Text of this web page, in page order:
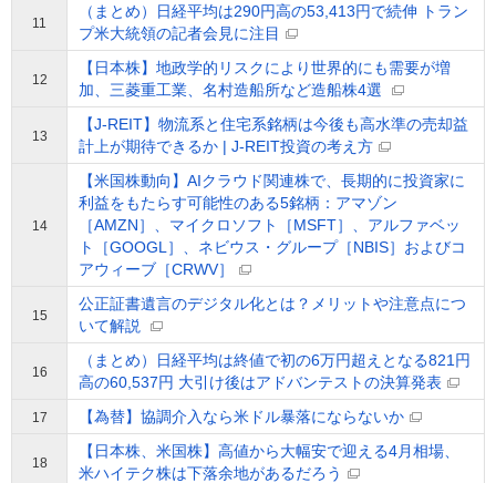
11
（まとめ）日経平均は290円高の53,413円で続伸 トラン
プ米大統領の記者会見に注目
12
【日本株】地政学的リスクにより世界的にも需要が増
加、三菱重工業、名村造船所など造船株4選
13
【J-REIT】物流系と住宅系銘柄は今後も高水準の売却益
計上が期待できるか | J-REIT投資の考え方
14
【米国株動向】AIクラウド関連株で、長期的に投資家に
利益をもたらす可能性のある5銘柄：アマゾン
［AMZN］、マイクロソフト［MSFT］、アルファベッ
ト［GOOGL］、ネビウス・グループ［NBIS］およびコ
アウィーブ［CRWV］
15
公正証書遺言のデジタル化とは？メリットや注意点につ
いて解説
16
（まとめ）日経平均は終値で初の6万円超えとなる821円
高の60,537円 大引け後はアドバンテストの決算発表
17 【為替】協調介入なら米ドル暴落にならないか
18
【日本株、米国株】高値から大幅安で迎える4月相場、
米ハイテク株は下落余地があるだろう